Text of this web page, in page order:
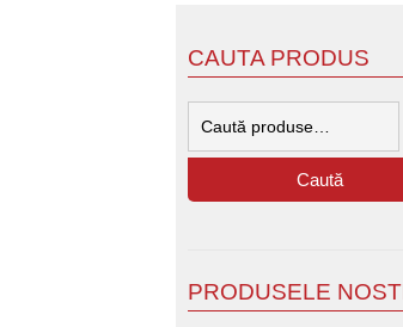
CAUTA PRODUS
Caută
PRODUSELE